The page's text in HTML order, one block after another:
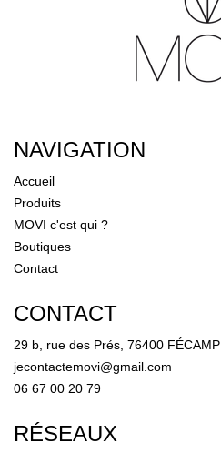
NAVIGATION
Accueil
Produits
MOVI c'est qui ?
Boutiques
Contact
CONTACT
29 b, rue des Prés, 76400 FÉCAMP
jecontactemovi@gmail.com
06 67 00 20 79
RÉSEAUX